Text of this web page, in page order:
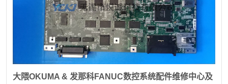
大隈OKUMA & 发那科FANUC数控系统配件维修中心及